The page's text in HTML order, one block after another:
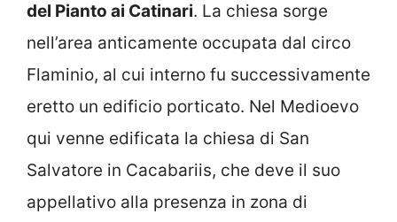
del Pianto ai Catinari. La chiesa sorge
nell’area anticamente occupata dal circo
Flaminio, al cui interno fu successivamente
eretto un edificio porticato. Nel Medioevo
qui venne edificata la chiesa di San
Salvatore in Cacabariis, che deve il suo
appellativo alla presenza in zona di